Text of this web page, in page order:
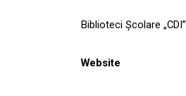
Biblioteci Școlare „CDI”
Website